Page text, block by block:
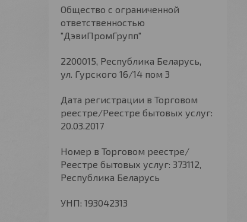
Общество с ограниченной
ответственностью
"ДэвиПромГрупп"
2200015, Республика Беларусь,
ул. Гурского 16/14 пом 3
Дата регистрации в Торговом
реестре/Реестре бытовых услуг:
20.03.2017
Номер в Торговом реестре/
Реестре бытовых услуг: 373112,
Республика Беларусь
УНП: 193042313